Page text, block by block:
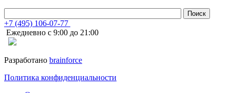
+7 (495) 106-07-77
Ежедневно с 9:00 до 21:00
Разработано brainforce
Политика конфиденциальности